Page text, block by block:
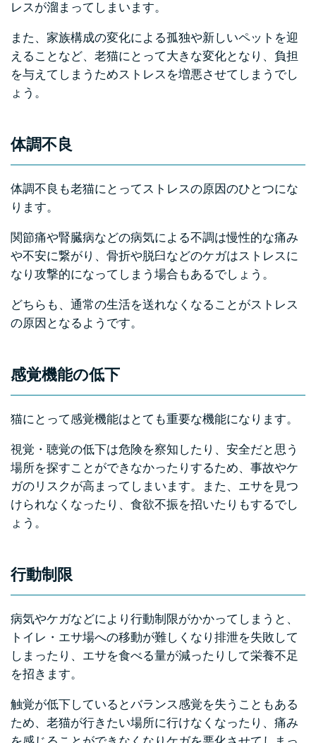
レスが溜まってしまいます。
また、家族構成の変化による孤独や新しいペットを迎
えることなど、老猫にとって大きな変化となり、負担
を与えてしまうためストレスを増悪させてしまうでし
ょう。
体調不良
体調不良も老猫にとってストレスの原因のひとつにな
ります。
関節痛や腎臓病などの病気による不調は慢性的な痛み
や不安に繋がり、骨折や脱臼などのケガはストレスに
なり攻撃的になってしまう場合もあるでしょう。
どちらも、通常の生活を送れなくなることがストレス
の原因となるようです。
感覚機能の低下
猫にとって感覚機能はとても重要な機能になります。
視覚・聴覚の低下は危険を察知したり、安全だと思う
場所を探すことができなかったりするため、事故やケ
ガのリスクが高まってしまいます。また、エサを見つ
けられなくなったり、食欲不振を招いたりもするでし
ょう。
行動制限
病気やケガなどにより行動制限がかかってしまうと、
トイレ・エサ場への移動が難しくなり排泄を失敗して
しまったり、エサを食べる量が減ったりして栄養不足
を招きます。
触覚が低下しているとバランス感覚を失うこともある
ため、老猫が行きたい場所に行けなくなったり、痛み